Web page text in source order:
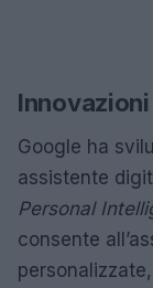
Google ha
assistente
Personal
consente